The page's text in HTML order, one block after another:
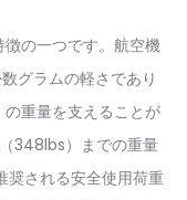
徴の一つです。航空機
グラムの軽さであり
重量を支えることが
348lbs）までの重量
奨される安全使用荷重